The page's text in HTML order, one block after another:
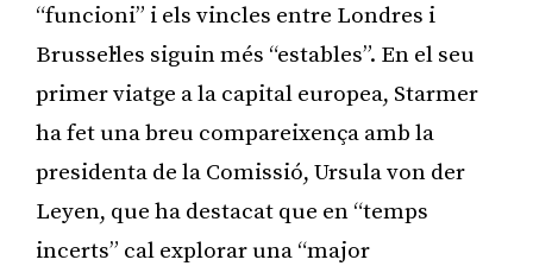
“funcioni” i els vincles entre Londres i
Brussel·les siguin més “estables”. En el seu
primer viatge a la capital europea, Starmer
ha fet una breu compareixença amb la
presidenta de la Comissió, Ursula von der
Leyen, que ha destacat que en “temps
incerts” cal explorar una “major